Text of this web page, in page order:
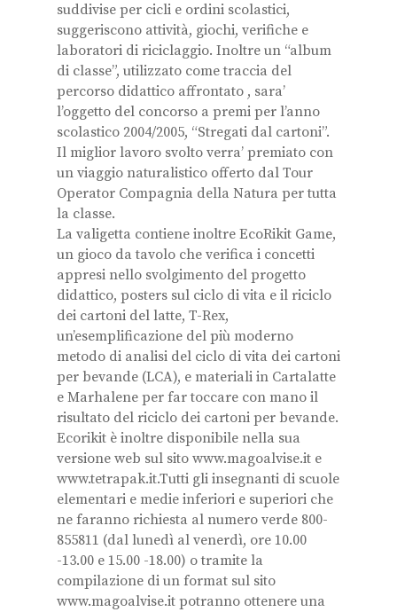
suddivise per cicli e ordini scolastici,
suggeriscono attività, giochi, verifiche e
laboratori di riciclaggio. Inoltre un “album
di classe”, utilizzato come traccia del
percorso didattico affrontato , sara’
l’oggetto del concorso a premi per l’anno
scolastico 2004/2005, “Stregati dal cartoni”.
Il miglior lavoro svolto verra’ premiato con
un viaggio naturalistico offerto dal Tour
Operator Compagnia della Natura per tutta
la classe.
La valigetta contiene inoltre EcoRikit Game,
un gioco da tavolo che verifica i concetti
appresi nello svolgimento del progetto
didattico, posters sul ciclo di vita e il riciclo
dei cartoni del latte, T-Rex,
un’esemplificazione del più moderno
metodo di analisi del ciclo di vita dei cartoni
per bevande (LCA), e materiali in Cartalatte
e Marhalene per far toccare con mano il
risultato del riciclo dei cartoni per bevande.
Ecorikit è inoltre disponibile nella sua
versione web sul sito www.magoalvise.it e
www.tetrapak.it.Tutti gli insegnanti di scuole
elementari e medie inferiori e superiori che
ne faranno richiesta al numero verde 800-
855811 (dal lunedì al venerdì, ore 10.00
-13.00 e 15.00 -18.00) o tramite la
compilazione di un format sul sito
www.magoalvise.it potranno ottenere una